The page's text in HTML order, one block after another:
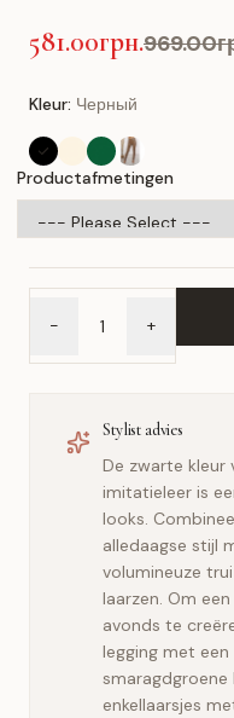
581.00грн.
Kleur: Черный
Productafmetingen
- +
Stylist advies
De zwarte kleur
imitatieleer is
looks.
alledaagse stijl
volumineuze
laarzen. Om
avonds te
legging met
smaragdgroene
enkellaarsjes